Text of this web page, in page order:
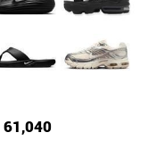
61,040